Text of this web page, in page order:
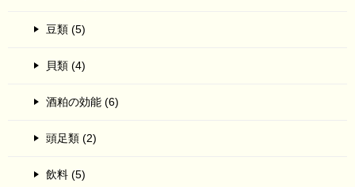
豆類 (5)
貝類 (4)
酒粕の効能 (6)
頭足類 (2)
飲料 (5)